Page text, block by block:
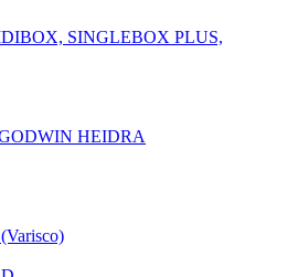
SINGLEBOX PLUS,
GODWIN HEIDRA